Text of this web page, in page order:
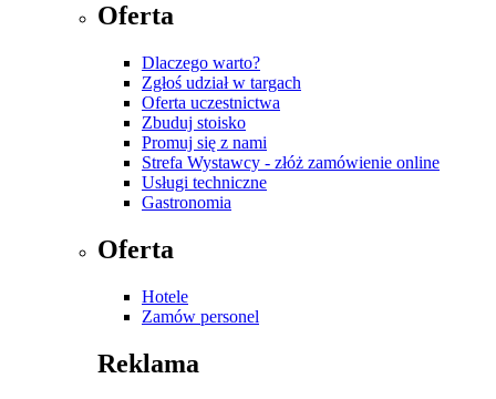
Oferta
Dlaczego warto?
Zgłoś udział w targach
Oferta uczestnictwa
Zbuduj stoisko
Promuj się z nami
Strefa Wystawcy - złóż zamówienie online
Usługi techniczne
Gastronomia
Oferta
Hotele
Zamów personel
Reklama